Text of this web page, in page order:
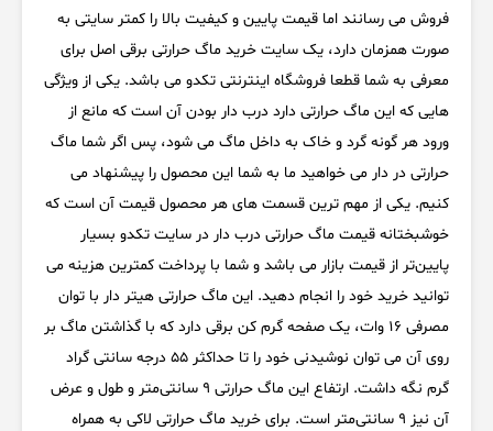
فروش می رسانند اما قیمت پایین و کیفیت بالا را کمتر سایتی به
صورت همزمان دارد، یک سایت خرید ماگ حرارتی برقی اصل برای
معرفی به شما قطعا فروشگاه اینترنتی تکدو می باشد. یکی از ویژگی
هایی که این ماگ حرارتی دارد درب دار بودن آن است که مانع از
ورود هر گونه گرد و خاک به داخل ماگ می شود، پس اگر شما ماگ
حرارتی در دار می خواهید ما به شما این محصول را پیشنهاد می
کنیم. یکی از مهم ترین قسمت های هر محصول قیمت آن است که
خوشبختانه قیمت ماگ حرارتی درب دار در سایت تکدو بسیار
پایین‌تر از قیمت بازار می باشد و شما با پرداخت کمترین هزینه می
توانید خرید خود را انجام دهید. این ماگ حرارتی هیتر دار با توان
مصرفی 16 وات، یک صفحه گرم کن برقی دارد که با گذاشتن ماگ بر
روی آن می توان نوشیدنی خود را تا حداکثر 55 درجه سانتی گراد
گرم نگه داشت. ارتفاع این ماگ حرارتی 9 سانتی‌متر و طول و عرض
آن نیز 9 سانتی‌متر است. برای خرید ماگ حرارتی لاکی به همراه